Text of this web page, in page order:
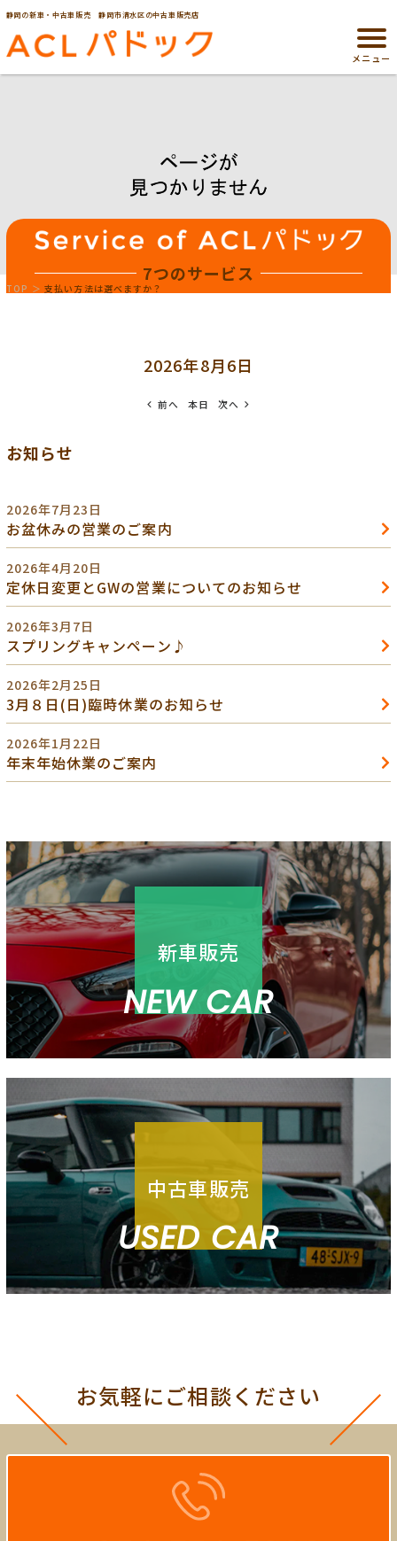
静岡の新車・中古車販売 静岡市清水区の中古車販売店
メニュー
TOP 支払い方法は選べますか？
7つのサービス
2026年8月6日
前へ 本日 次へ
お知らせ
2026年7月23日
お盆休みの営業のご案内
2026年4月20日
定休日変更とGWの営業についてのお知らせ
2026年3月7日
スプリングキャンペーン♪
2026年2月25日
3月８日(日)臨時休業のお知らせ
2026年1月22日
年末年始休業のご案内
新車販売
NEW CAR
中古車販売
USED CAR
お気軽にご相談ください